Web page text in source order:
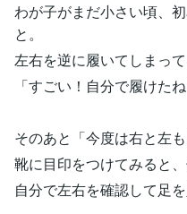
わが子がまだ小さい頃、
と。
左右を逆に履いてしまっ
「すごい！自分で履けた
そのあと「今度は右と左
靴に目印をつけてみると
自分で左右を確認して足